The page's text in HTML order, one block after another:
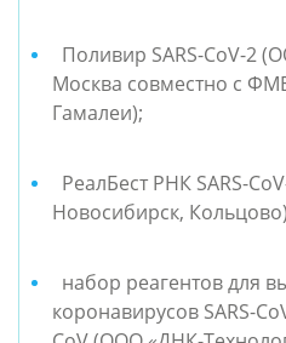
Поливир SARS-CoV-2
Москва совместно с
Гамалеи);
РеалБест РНК SARS-
Новосибирск,
набор реагентов для
коронавирусов SARS-